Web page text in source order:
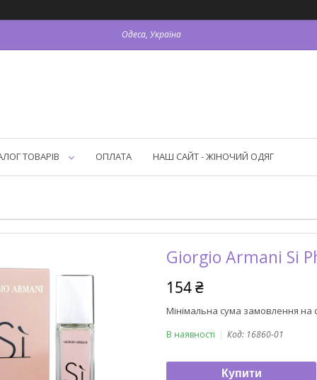
Одеса, Україна
ТОВАРІВ ОПЛАТА НАШ САЙТ - ЖІНОЧИЙ ОДЯГ
Giorgio Armani Si
154 ₴
Мінімальна сума замовлення на
В наявності Код: 16860-01
Купити